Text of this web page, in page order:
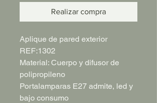
Realizar compra
Aplique de pared exterior
REF:1302
Material: Cuerpo y difusor de
polipropileno
Portalamparas E27 admite, led y
bajo consumo